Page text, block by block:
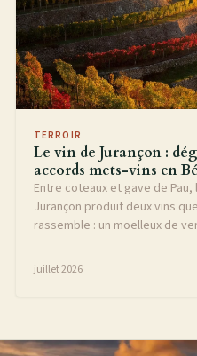
TERROIR
Le vin de Jurançon :
accords mets-vins en
Entre coteaux et gave de
Jurançon produit deux vins
rassemble : un moelleux de
juillet 2026